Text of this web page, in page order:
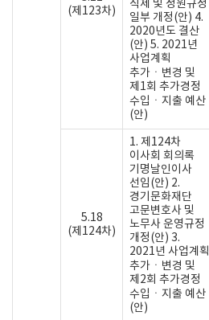
(제123차)
직제 및 정원규정
일부 개정(안) 4.
2020년도 결산
(안) 5. 2021년
사업계획
추가ㆍ변경 및
제1회 추가경정
수입ㆍ지출 예산
(안)
5.18
(제124차)
1. 제124차
이사회 회의록
기명날인이사
선임(안) 2.
경기문화재단
고문변호사 및
노무사 운영규정
개정(안) 3.
2021년 사업계획
추가ㆍ변경 및
제2회 추가경정
수입ㆍ지출 예산
(안)